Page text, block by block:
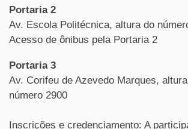
Portaria 2
Av. Escola Politécnica, altura do
Acesso de ônibus pela Portaria 2
Portaria 3
Av. Corifeu de Azevedo Marques,
número 2900
Inscrições e credenciamento: A